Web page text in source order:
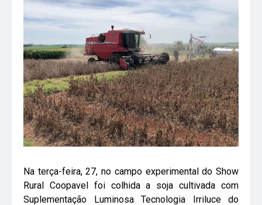
Na terça-feira, 27, no campo experimental do Show
Rural Coopavel foi colhida a soja cultivada com
Suplementação Luminosa Tecnologia Irriluce do